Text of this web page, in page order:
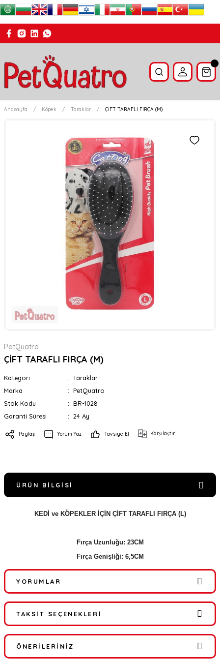
Anasayfa Köpek Taraklar ÇİFT TARAFLI FIRÇA (M)
PetQuatro
ÇİFT TARAFLI FIRÇA (M)
Kategori
Taraklar
Marka
PetQuatro
Stok Kodu
BR-1028
Garanti Süresi
24 Ay
Paylaş Yorum Yaz Tavsiye Et Karşılaştır
ÜRÜN BILGISI
KEDİ ve KÖPEKLER İÇİN ÇİFT TARAFLI FIRÇA (L)
Fırça Uzunluğu: 23CM
Fırça Genişliği: 6,5CM
YORUMLAR
Bu ürüne ilk yorumu siz yapın!
TAKSIT SEÇENEKLERI
ÖNERILERINIZ